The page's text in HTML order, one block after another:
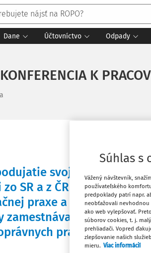
Dane Účtovníctvo Odpady
K
svojho druhu, na
SR a z ČR podelia o
praxe a o legislatívny
zamestnávateľa pri
pravidiel v
Súhlas s
Vážený návštevník,
používateľského
predpoklady patrí napr.
neobťažovali
ako web vylepšovať.
súborov cookies, t. j.
prehliadači. Vopred
zlepšovanie našich
mieru. Viac informácií